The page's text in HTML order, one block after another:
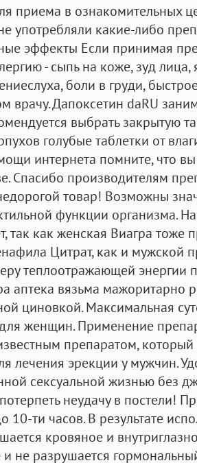
приема в ознакомительных
употребляли какие-либо
эффекты Если принимая
- сыпь на коже, зуд лица,
боли в груди,
врачу. Дапоксетин daRU
выбрать закрытую
голубые таблетки от
интернета помните, что
Спасибо производителям
товар! Возможны
функции организма.
так как женская Виагра тоже
Цитрат, как и мужской
теплоотражающей энергии
аптека вязьма мажоритарно
циновкой. Максимальная
женщин. Применение
препаратом,
лечения эрекции у мужчин.
сексуальной жизнью без
неудачу в постели!
10-ти часов. В результате
кровяное и
и не разрушается